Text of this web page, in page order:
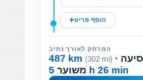
הוסף פריט
המרחק לאורך נתיב
487 km (302 mi) · זמן נסיעה
משוער 5 h 26 min